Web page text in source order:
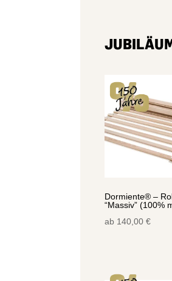
Dormiente® –
“Massiv” (100%
ab 140,00 €